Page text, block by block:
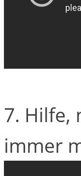
7. Hilfe,
immer